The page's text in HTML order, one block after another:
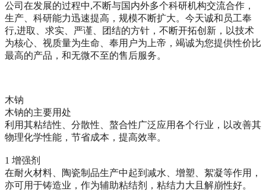
公司在发展的过程中,不断与国内外多个科研机构交流合作，
生产、科研能力迅速提高，规模不断扩大。今天诚和员工奉
行,进取、求实、严谨、团结的方针，不断开拓创新，以技术
为核心、视质量为生命、奉用户为上帝，竭诚为您提供性价比
最高的产品，和无微不至的售后服务。
木钠
木钠的主要用处
利用其粘结性、分散性、螯合性广泛应用各个行业，以改善其
物理化学性能，节省成本，提高效率。
1 增强剂
在耐火材料、陶瓷制品生产中起到减水、增塑、絮凝等作用，
亦可用于铸造业，作为辅助粘结剂，粘结力大且解崩性好。